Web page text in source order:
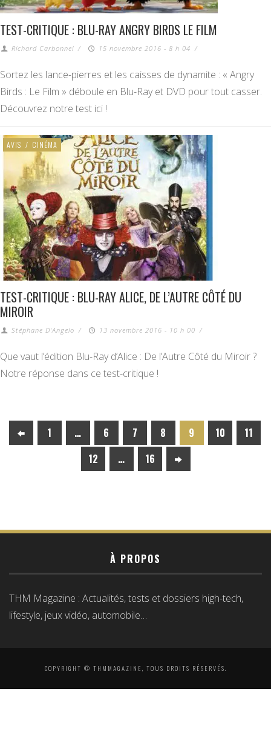
TEST-CRITIQUE : BLU-RAY ANGRY BIRDS LE FILM
Richard Carbonnel / 15 novembre 2016 - 8 h 04 /
Sortez les lance-pierres et les caisses de dynamite : « Angry
Birds : Le Film » déboule en Blu-Ray et DVD pour tout casser.
Découvrez notre test ici !
AVIS / CINÉMA
TEST-CRITIQUE : BLU-RAY ALICE, DE L’AUTRE CÔTÉ DU
MIROIR
Stéphane D'Angelo / 13 novembre 2016 - 10 h 00 /
Que vaut l’édition Blu-Ray d’Alice : De l’Autre Côté du Miroir ?
Notre réponse dans ce test-critique !
1 … 6 7 8 9 10
11
12
… 16
À PROPOS
THM Magazine : Actualités, tests et dossiers high-tech,
lifestyle, jeux vidéo, automobile…
COPYRIGHT © THMMAGAZINE, TOUS DROITS RÉSERVÉS.